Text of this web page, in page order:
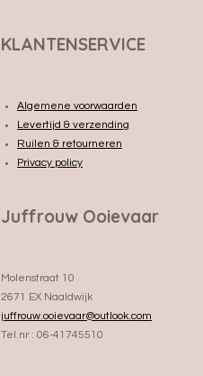
KLANTENSERVICE
Algemene voorwaarden
Levertijd & verzending
Ruilen & retourneren
Privacy policy
Juffrouw Ooievaar
Molenstraat 10
2671 EX Naaldwijk
juffrouw.ooievaar@outlook.com
Tel.nr : 06-41745510